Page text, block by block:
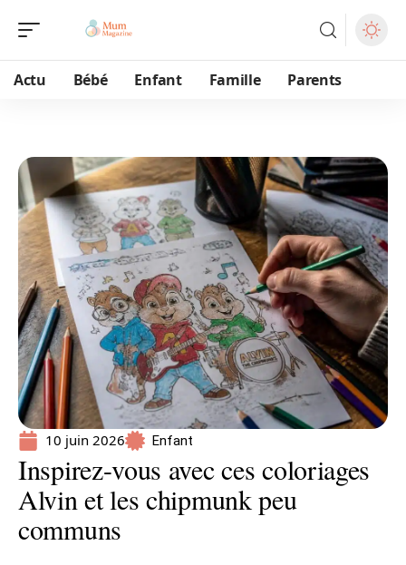
Actu Bébé Enfant Famille Parents
10 juin 2026 Enfant
Inspirez-vous avec ces coloriages
Alvin et les chipmunk peu
communs